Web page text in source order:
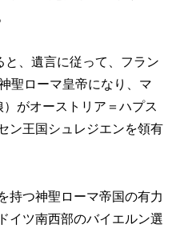
、遺言に従って、フラン
聖ローマ皇帝になり、マ
がオーストリア＝ハプス
ン王国シュレジエンを領有
持つ神聖ローマ帝国の有力
イツ南西部のバイエルン選